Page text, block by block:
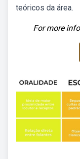
teóricos da área.
For more